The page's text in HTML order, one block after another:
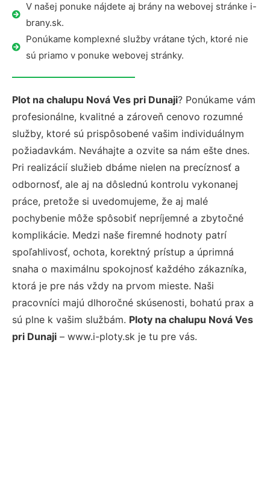
V našej ponuke nájdete aj brány na webovej stránke i-
brany.sk.
Ponúkame komplexné služby vrátane tých, ktoré nie
sú priamo v ponuke webovej stránky.
Plot na chalupu Nová Ves pri Dunaji? Ponúkame vám
profesionálne, kvalitné a zároveň cenovo rozumné
služby, ktoré sú prispôsobené vašim individuálnym
požiadavkám. Neváhajte a ozvite sa nám ešte dnes.
Pri realizácií služieb dbáme nielen na precíznosť a
odbornosť, ale aj na dôslednú kontrolu vykonanej
práce, pretože si uvedomujeme, že aj malé
pochybenie môže spôsobiť nepríjemné a zbytočné
komplikácie. Medzi naše firemné hodnoty patrí
spoľahlivosť, ochota, korektný prístup a úprimná
snaha o maximálnu spokojnosť každého zákazníka,
ktorá je pre nás vždy na prvom mieste. Naši
pracovníci majú dlhoročné skúsenosti, bohatú prax a
sú plne k vašim službám. Ploty na chalupu Nová Ves
pri Dunaji – www.i-ploty.sk je tu pre vás.